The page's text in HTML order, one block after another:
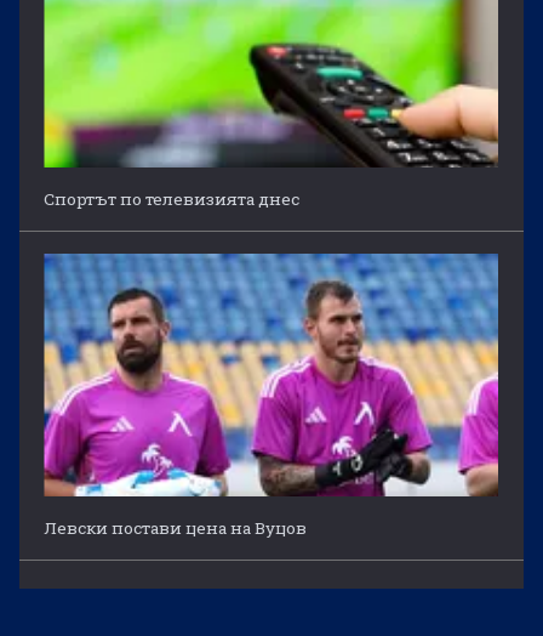
Спортът по телевизията днес
Левски постави цена на Вуцов